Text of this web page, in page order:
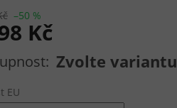
–50 %
Kč
Zvolte variantu
EU